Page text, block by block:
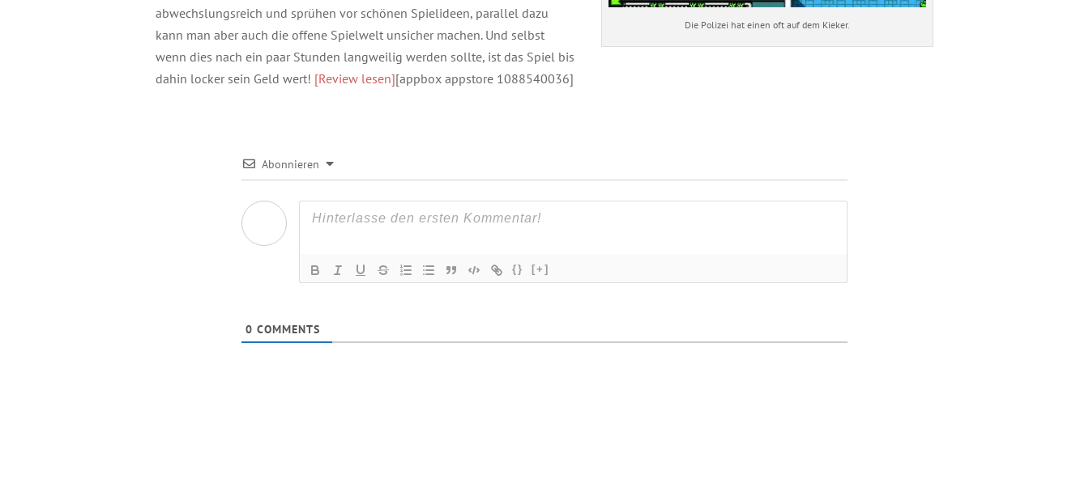
Die Polizei hat einen oft auf dem Kieker.
abwechslungsreich und sprühen vor schönen Spielideen, parallel dazu
kann man aber auch die offene Spielwelt unsicher machen. Und selbst
wenn dies nach ein paar Stunden langweilig werden sollte, ist das Spiel bis
dahin locker sein Geld wert! [Review lesen][appbox appstore 1088540036]
Abonnieren
{} [+]
0 COMMENTS